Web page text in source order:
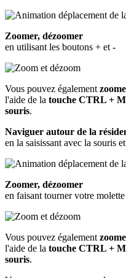
Zoomer, dézoomer
en utilisant les boutons + et -
Vous pouvez également
l'aide de la touche CTRL +
souris.
Naviguer autour de la
en la saisissant avec la souris
Zoomer, dézoomer
en faisant tourner votre
Vous pouvez également
l'aide de la touche CTRL +
souris.